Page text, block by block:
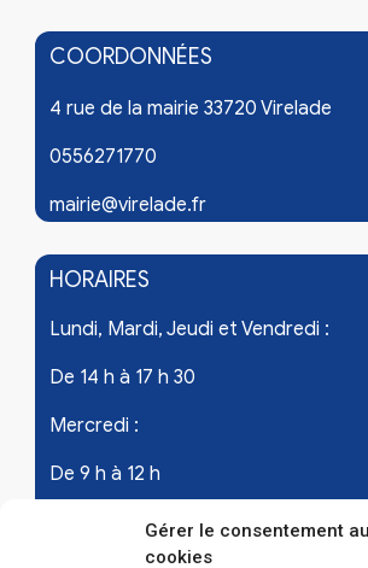
Gérer le consentement
cookies
COORDONNÉES
4 rue de la mairie 33720 Virelade
0556271770
mairie@virelade.fr
HORAIRES
Lundi, Mardi, Jeudi et Vendredi :
De 14 h à 17 h 30
Mercredi :
De 9 h à 12 h
Samedi - les 1er et 3ème de chaque